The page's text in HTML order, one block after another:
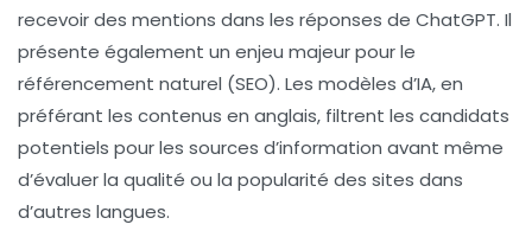
recevoir des mentions dans les réponses de ChatGPT. Il
présente également un enjeu majeur pour le
référencement naturel (SEO). Les modèles d’IA, en
préférant les contenus en anglais, filtrent les candidats
potentiels pour les sources d’information avant même
d’évaluer la qualité ou la popularité des sites dans
d’autres langues.